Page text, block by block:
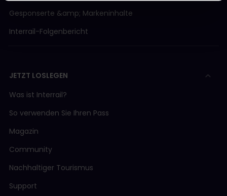
Gesponserte &amp; Markeninhalte
Interrail-Folgenbericht
JETZT LOSLEGEN
Was ist Interrail?
So verwenden Sie Ihren Pass
Magazin
Community
Nachhaltiger Tourismus
Support